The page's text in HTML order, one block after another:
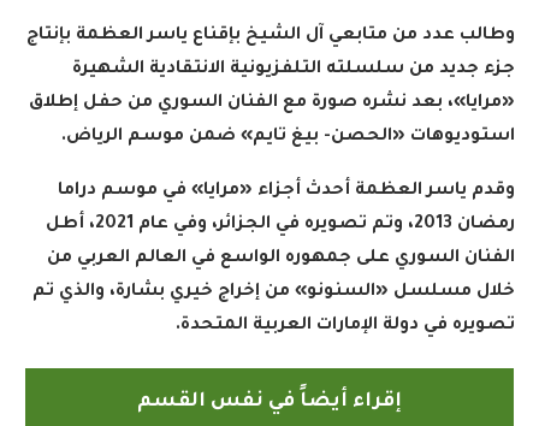
وطالب عدد من متابعي آل الشيخ بإقناع ياسر العظمة بإنتاج
جزء جديد من سلسلته التلفزيونية الانتقادية الشهيرة
«مرايا»، بعد نشره صورة مع الفنان السوري من حفل إطلاق
استوديوهات «الحصن- بيغ تايم» ضمن موسم الرياض.
وقدم ياسر العظمة أحدث أجزاء «مرايا» في موسم دراما
رمضان 2013، وتم تصويره في الجزائر، وفي عام 2021، أطل
الفنان السوري على جمهوره الواسع في العالم العربي من
خلال مسلسل «السنونو» من إخراج خيري بشارة، والذي تم
تصويره في دولة الإمارات العربية المتحدة.
إقراء أيضاً في نفس القسم